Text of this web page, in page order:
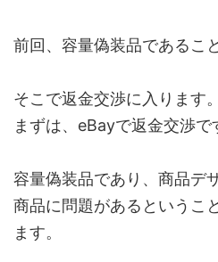
前回、容量偽装品であるこ
そこで返金交渉に入ります。
まずは、eBayで返金交渉で
容量偽装品であり、商品デ
商品に問題があるというこ
ます。